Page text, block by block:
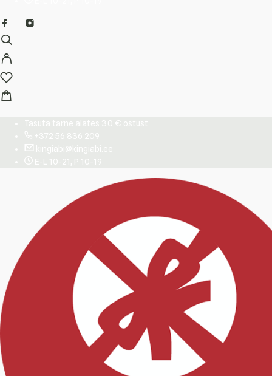
Tasuta tarne alates 30 € ostust
+372 56 836 209
kingiabi@kingiabi.ee
E-L 10-21, P 10-19